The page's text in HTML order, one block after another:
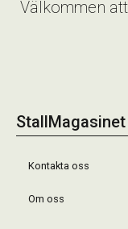
Välkommen
StallMagasinet
Kontakta oss
Om oss